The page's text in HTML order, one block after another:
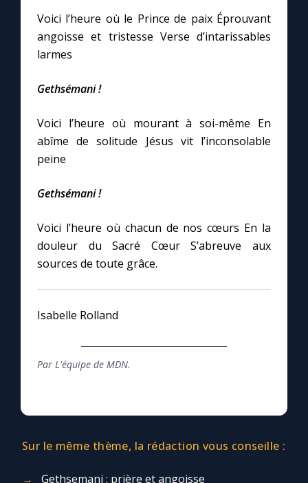
Une Minute avec Marie
Une neuvaine
1000 Raisons de Croire
Faire un don
Voici l’heure où le Prince de paix Éprouvant
angoisse et tristesse Verse d’intarissables
larmes
Gethsémani !
Voici l’heure où mourant à soi-même En
abîme de solitude Jésus vit l’inconsolable
peine
Gethsémani !
Voici l’heure où chacun de nos cœurs En la
douleur du Sacré Cœur S’abreuve aux
sources de toute grâce.
Isabelle Rolland
Par L'équipe de MDN.
Sur le même thème, la rédaction vous conseille :
Gethsemani : prière et angoisse